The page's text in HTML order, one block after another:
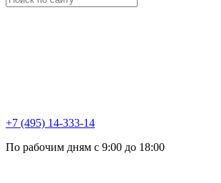
+7 (495) 14-333-14
По рабочим дням с 9:00 до 18:00